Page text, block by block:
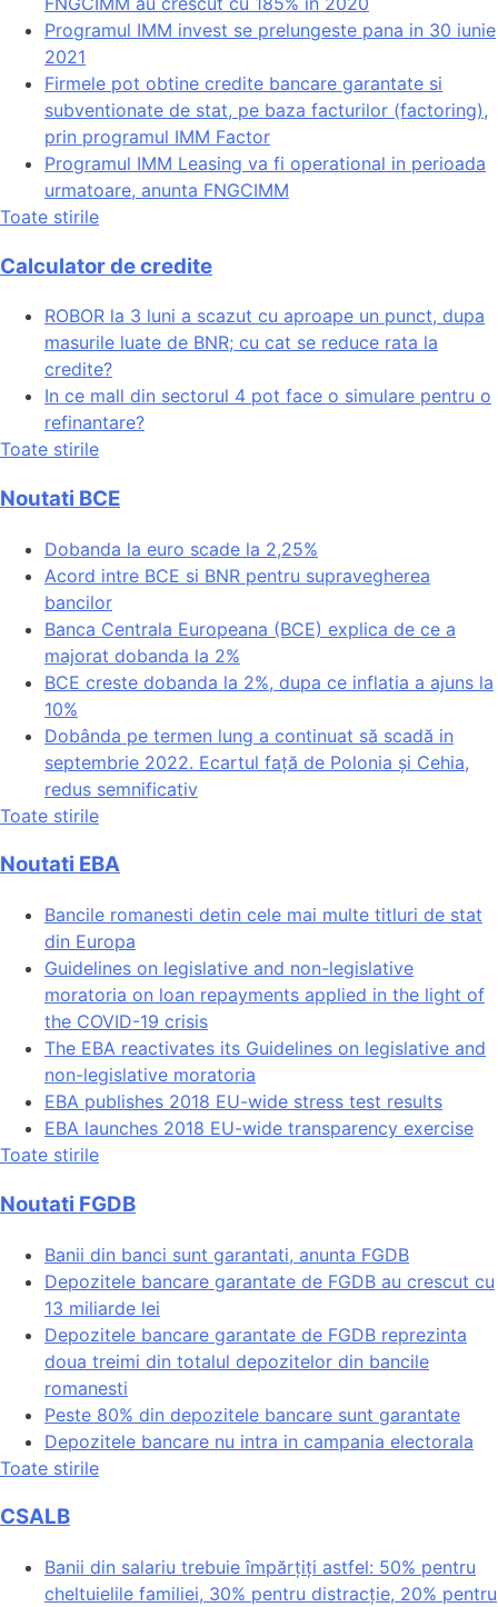
Programul IMM invest se prelungeste pana in 30 iunie
2021
Firmele pot obtine credite bancare garantate si
subventionate de stat, pe baza facturilor (factoring),
prin programul IMM Factor
Programul IMM Leasing va fi operational in perioada
urmatoare, anunta FNGCIMM
Toate stirile
Calculator de credite
ROBOR la 3 luni a scazut cu aproape un punct, dupa
masurile luate de BNR; cu cat se reduce rata la
credite?
In ce mall din sectorul 4 pot face o simulare pentru o
refinantare?
Toate stirile
Noutati BCE
Dobanda la euro scade la 2,25%
Acord intre BCE si BNR pentru supravegherea
bancilor
Banca Centrala Europeana (BCE) explica de ce a
majorat dobanda la 2%
BCE creste dobanda la 2%, dupa ce inflatia a ajuns la
10%
Dobânda pe termen lung a continuat să scadă in
septembrie 2022. Ecartul față de Polonia și Cehia,
redus semnificativ
Toate stirile
Noutati EBA
Bancile romanesti detin cele mai multe titluri de stat
din Europa
Guidelines on legislative and non-legislative
moratoria on loan repayments applied in the light of
the COVID-19 crisis
The EBA reactivates its Guidelines on legislative and
non-legislative moratoria
EBA publishes 2018 EU-wide stress test results
EBA launches 2018 EU-wide transparency exercise
Toate stirile
Noutati FGDB
Banii din banci sunt garantati, anunta FGDB
Depozitele bancare garantate de FGDB au crescut cu
13 miliarde lei
Depozitele bancare garantate de FGDB reprezinta
doua treimi din totalul depozitelor din bancile
romanesti
Peste 80% din depozitele bancare sunt garantate
Depozitele bancare nu intra in campania electorala
Toate stirile
CSALB
Banii din salariu trebuie împărțiți astfel: 50% pentru
cheltuielile familiei, 30% pentru distracție, 20% pentru